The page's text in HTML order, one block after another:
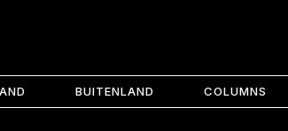
BUITENLAND COLUMNS